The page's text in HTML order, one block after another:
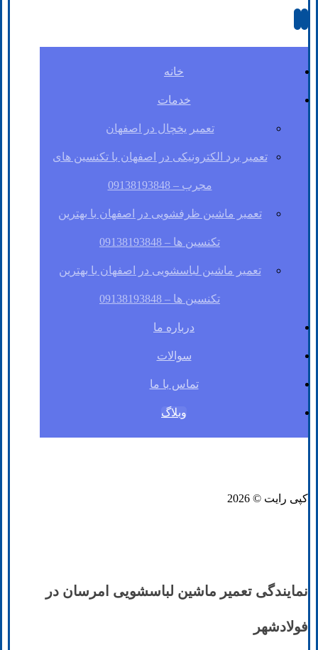
خانه
خدمات
تعمیر یخچال در اصفهان
تعمیر برد الکترونیکی در اصفهان با تکنسین های
مجرب – 09138193848
تعمیر ماشین ظرفشویی در اصفهان با بهترین
تکنسین ها – 09138193848
تعمیر ماشین لباسشویی در اصفهان با بهترین
تکنسین ها – 09138193848
درباره ما
سوالات
تماس با ما
وبلاگ
کپی رایت © 2026
نمایندگی تعمیر ماشین لباسشویی امرسان در
فولادشهر